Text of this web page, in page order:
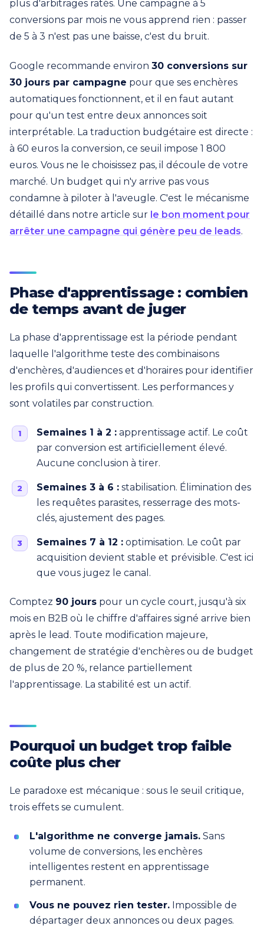
plus d'arbitrages ratés. Une campagne à 5
conversions par mois ne vous apprend rien : passer
de 5 à 3 n'est pas une baisse, c'est du bruit.
Google recommande environ 30 conversions sur
30 jours par campagne pour que ses enchères
automatiques fonctionnent, et il en faut autant
pour qu'un test entre deux annonces soit
interprétable. La traduction budgétaire est directe :
à 60 euros la conversion, ce seuil impose 1 800
euros. Vous ne le choisissez pas, il découle de votre
marché. Un budget qui n'y arrive pas vous
condamne à piloter à l'aveugle. C'est le mécanisme
détaillé dans notre article sur le bon moment pour
arrêter une campagne qui génère peu de leads.
Phase d'apprentissage : combien
de temps avant de juger
La phase d'apprentissage est la période pendant
laquelle l'algorithme teste des combinaisons
d'enchères, d'audiences et d'horaires pour identifier
les profils qui convertissent. Les performances y
sont volatiles par construction.
Semaines 1 à 2 : apprentissage actif. Le coût
par conversion est artificiellement élevé.
Aucune conclusion à tirer.
Semaines 3 à 6 : stabilisation. Élimination des
les requêtes parasites, resserrage des mots-
clés, ajustement des pages.
Semaines 7 à 12 : optimisation. Le coût par
acquisition devient stable et prévisible. C'est ici
que vous jugez le canal.
Comptez 90 jours pour un cycle court, jusqu'à six
mois en B2B où le chiffre d'affaires signé arrive bien
après le lead. Toute modification majeure,
changement de stratégie d'enchères ou de budget
de plus de 20 %, relance partiellement
l'apprentissage. La stabilité est un actif.
Pourquoi un budget trop faible
coûte plus cher
Le paradoxe est mécanique : sous le seuil critique,
trois effets se cumulent.
L'algorithme ne converge jamais. Sans
volume de conversions, les enchères
intelligentes restent en apprentissage
permanent.
Vous ne pouvez rien tester. Impossible de
départager deux annonces ou deux pages.